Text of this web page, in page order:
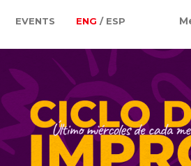
EVENTS ENG / ESP